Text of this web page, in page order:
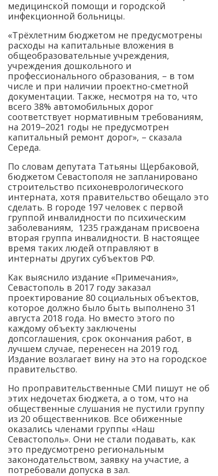
медицинской помощи и городской
инфекционной больницы.
«Трёхлетним бюджетом не предусмотрены
расходы на капитальные вложения в
общеобразовательные учреждения,
учреждения дошкольного и
профессионального образования, – в том
числе и при наличии проектно-сметной
документации. Также, несмотря на то, что
всего 38% автомобильных дорог
соответствует нормативным требованиям,
на 2019–2021 годы не предусмотрен
капитальный ремонт дорог», – сказала
Середа.
По словам депутата Татьяны Щербаковой,
бюджетом Севастополя не запланировано
строительство психоневрологического
интерната, хотя правительство обещало это
сделать. В городе 197 человек с первой
группой инвалидности по психическим
заболеваниям, 1235 гражданам присвоена
вторая группа инвалидности. В настоящее
время таких людей отправляют в
интернаты других субъектов РФ.
Как выяснило издание «Примечания»,
Севастополь в 2017 году заказал
проектирование 80 социальных объектов,
которое должно было быть выполнено 31
августа 2018 года. Но вместо этого по
каждому объекту заключены
допсоглашения, срок окончания работ, в
лучшем случае, перенесен на 2019 год.
Издание возлагает вину на это на городское
правительство.
Но проправительственные СМИ пишут не об
этих недочетах бюджета, а о том, что на
общественные слушания не пустили группу
из 20 общественников. Все обиженные
оказались членами группы «Наш
Севастополь». Они не стали подавать, как
это предусмотрено региональным
законодательством, заявку на участие, а
потребовали допуска в зал.